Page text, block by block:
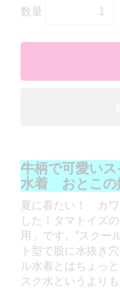
数量
牛柄で可愛い
水着 おとこの
夏に着たい！ カワ
した！タマトイズ
用」です。“スクー
ト型で股に水抜き
ル水着とはちょっ
スク水というより